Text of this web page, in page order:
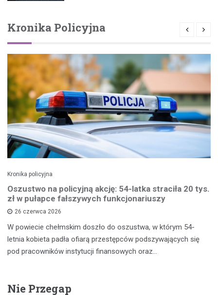
Kronika Policyjna
Kronika policyjna
Oszustwo na policyjną akcję: 54-latka straciła 20 tys.
zł w pułapce fałszywych funkcjonariuszy
26 czerwca 2026
W powiecie chełmskim doszło do oszustwa, w którym 54-
letnia kobieta padła ofiarą przestępców podszywających się
pod pracowników instytucji finansowych oraz…
Nie Przegap